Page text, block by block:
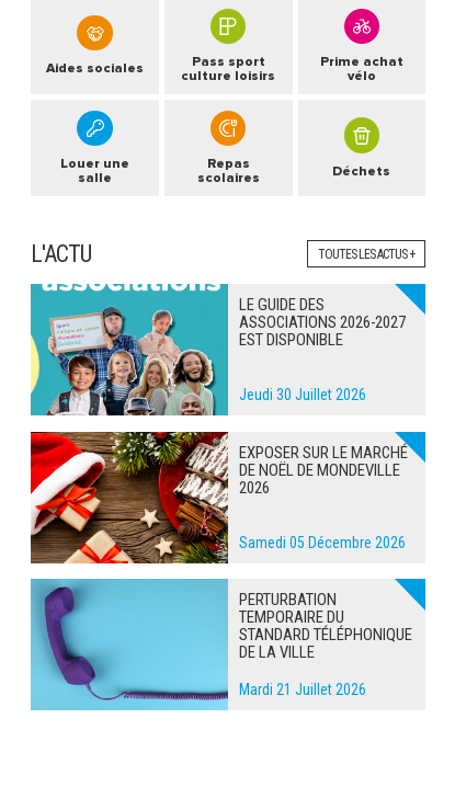
Aides sociales
Pass sport
culture loisirs
Prime achat
vélo
Louer une
salle
Repas
scolaires
Déchets
L'ACTU TOUTES LES ACTUS +
LE GUIDE DES
ASSOCIATIONS 2026-2027
EST DISPONIBLE
Jeudi 30 Juillet 2026
EXPOSER SUR LE MARCHÉ
DE NOËL DE MONDEVILLE
2026
Samedi 05 Décembre 2026
PERTURBATION
TEMPORAIRE DU
STANDARD TÉLÉPHONIQUE
DE LA VILLE
Mardi 21 Juillet 2026